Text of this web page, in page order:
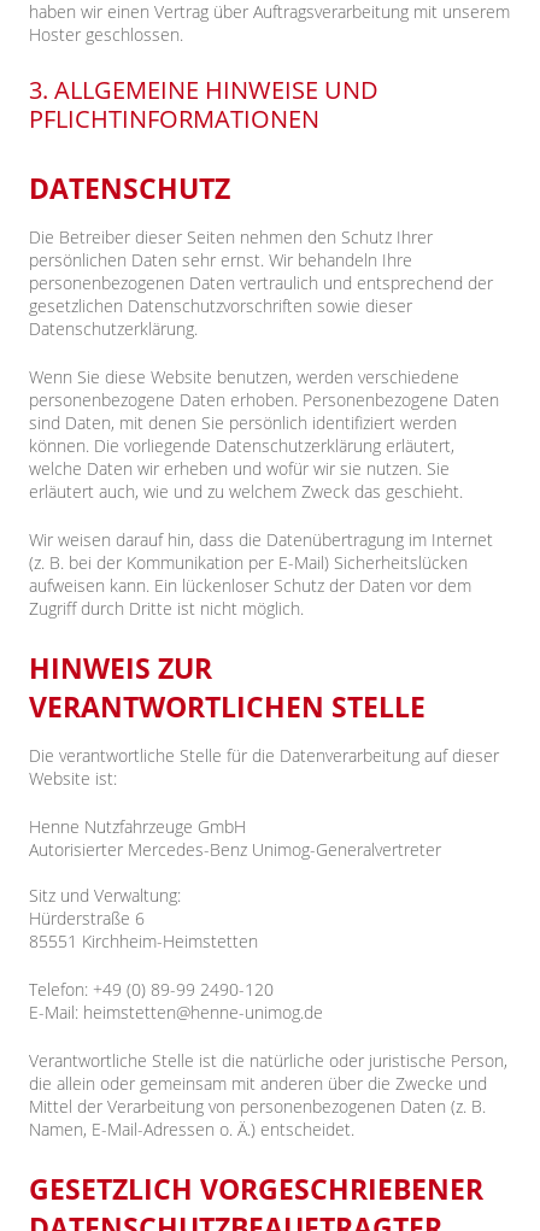
haben wir einen Vertrag über Auftragsverarbeitung mit unserem
Hoster geschlossen.
3. ALLGEMEINE HINWEISE UND
PFLICHTINFORMATIONEN
DATENSCHUTZ
Die Betreiber dieser Seiten nehmen den Schutz Ihrer
persönlichen Daten sehr ernst. Wir behandeln Ihre
personenbezogenen Daten vertraulich und entsprechend der
gesetzlichen Datenschutzvorschriften sowie dieser
Datenschutzerklärung.
Wenn Sie diese Website benutzen, werden verschiedene
personenbezogene Daten erhoben. Personenbezogene Daten
sind Daten, mit denen Sie persönlich identifiziert werden
können. Die vorliegende Datenschutzerklärung erläutert,
welche Daten wir erheben und wofür wir sie nutzen. Sie
erläutert auch, wie und zu welchem Zweck das geschieht.
Wir weisen darauf hin, dass die Datenübertragung im Internet
(z. B. bei der Kommunikation per E-Mail) Sicherheitslücken
aufweisen kann. Ein lückenloser Schutz der Daten vor dem
Zugriff durch Dritte ist nicht möglich.
HINWEIS ZUR
VERANTWORTLICHEN STELLE
Die verantwortliche Stelle für die Datenverarbeitung auf dieser
Website ist:
Henne Nutzfahrzeuge GmbH
Autorisierter Mercedes-Benz Unimog-Generalvertreter
Sitz und Verwaltung:
Hürderstraße 6
85551 Kirchheim-Heimstetten
Telefon: +49 (0) 89-99 2490-120
E-Mail: heimstetten@henne-unimog.de
Verantwortliche Stelle ist die natürliche oder juristische Person,
die allein oder gemeinsam mit anderen über die Zwecke und
Mittel der Verarbeitung von personenbezogenen Daten (z. B.
Namen, E-Mail-Adressen o. Ä.) entscheidet.
GESETZLICH VORGESCHRIEBENER